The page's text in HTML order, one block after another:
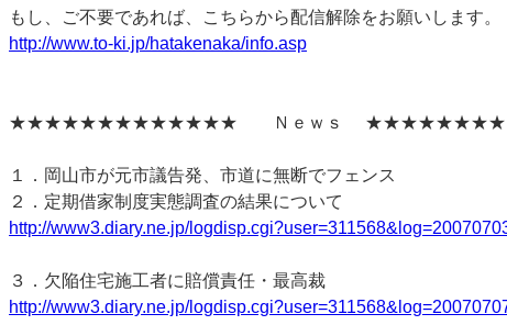
もし、ご不要であれば、こちらから配信解除をお願いします。
http://www.to-ki.jp/hatakenaka/info.asp
★★★★★★★★★★★★★ Ｎｅｗｓ
１．岡山市が元市議告発、市道に無断でフェンス
２．定期借家制度実態調査の結果について
http://www3.diary.ne.jp/
３．欠陥住宅施工者に賠償責任・最高裁
http://www3.diary.ne.jp/